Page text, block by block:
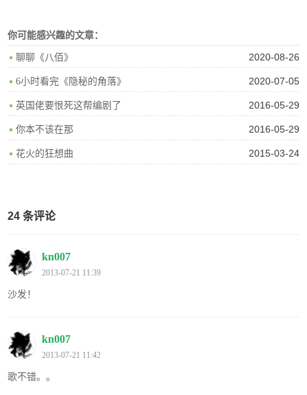
你可能感兴趣的文章：
2020-08-26
聊聊《八佰》
2020-07-05
6小时看完《隐秘的角落》
2016-05-29
英国佬要恨死这帮编剧了
2016-05-29
你本不该在那
2015-03-24
花火的狂想曲
24 条评论
kn007
2013-07-21 11:39
沙发！
kn007
2013-07-21 11:42
歌不错。。